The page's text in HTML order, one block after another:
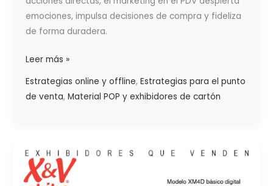
emociones, impulsa decisiones de compra y fideliza
de forma duradera.
Leer más »
Estrategias online y offline, Estrategias para el punto
de venta, Material POP y exhibidores de cartón
TU
MARCA